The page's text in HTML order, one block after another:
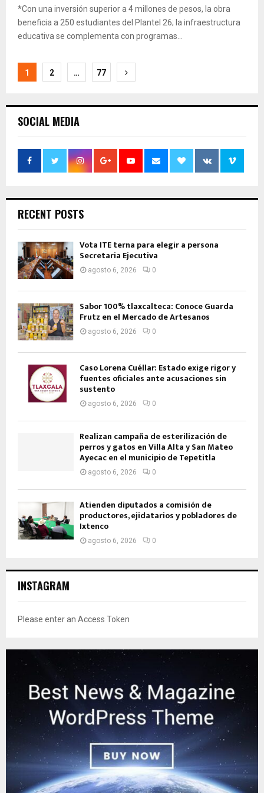
*Con una inversión superior a 4 millones de pesos, la obra
beneficia a 250 estudiantes del Plantel 26; la infraestructura
educativa se complementa con programas...
Navegación
entradas
1 2 … 77
SOCIAL MEDIA
RECENT POSTS
Vota ITE terna para elegir a persona
Secretaria Ejecutiva
agosto 6, 2026 0
Sabor 100% tlaxcalteca: Conoce Guarda
Frutz en el Mercado de Artesanos
agosto 6, 2026 0
Caso Lorena Cuéllar: Estado exige rigor y
fuentes oficiales ante acusaciones sin
sustento
agosto 6, 2026 0
Realizan campaña de esterilización de
perros y gatos en Villa Alta y San Mateo
Ayecac en el municipio de Tepetitla
agosto 6, 2026 0
Atienden diputados a comisión de
productores, ejidatarios y pobladores de
Ixtenco
agosto 6, 2026 0
INSTAGRAM
Please enter an Access Token